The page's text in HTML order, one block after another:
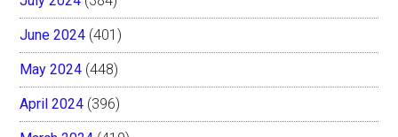
June 2024 (401)
May 2024 (448)
April 2024 (396)